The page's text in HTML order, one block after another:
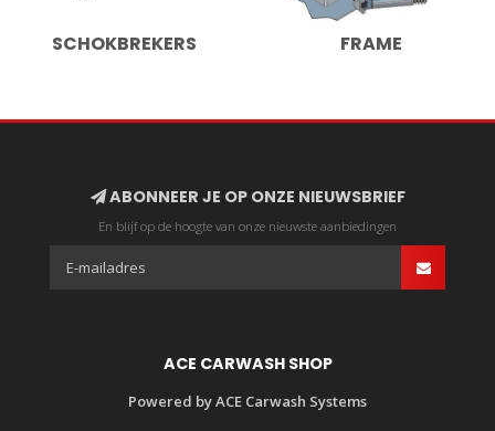
SCHOKBREKERS FRAME
ABONNEER JE OP ONZE NIEUWSBRIEF
En blijf op de hoogte van onze nieuwste aanbiedingen
ACE CARWASH SHOP
Powered by ACE Carwash Systems